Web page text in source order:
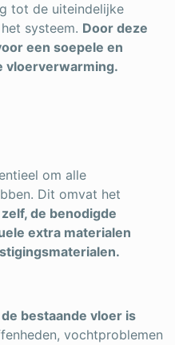
tot de uiteindelijke
systeem. Door deze
een soepele en
vloerverwarming.
om alle
Dit omvat het
de benodigde
extra materialen
bestaande vloer is
vochtproblemen